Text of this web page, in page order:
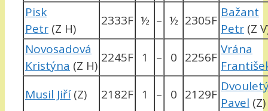
Pisk
Petr (Z H)
2333F ½ – ½ 2305F
Bažant
Petr (Z
Novosadová
Kristýna (Z H)
2245F 1 – 0 2256F
Vrána
Musil Jiří(Z) 2182F 1 – 0 2129F
Pavel (Z)